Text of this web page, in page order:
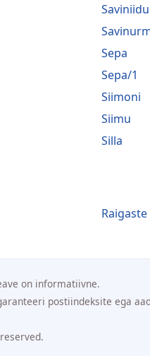
Saviniidu
Sepa
Sepa/1
Siimoni
Siimu
Silla
on informatiivne.
postiindeksite ega